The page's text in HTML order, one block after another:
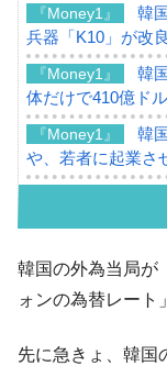
『Money1』
韓
兵器「K10」が改
『Money1』
韓
体だけで410億ド
『Money1』
韓
や、若者に起業さ
韓
ーにウソのデータ
韓国の外為当局が
ォンの為替レート
先に急きょ、韓国